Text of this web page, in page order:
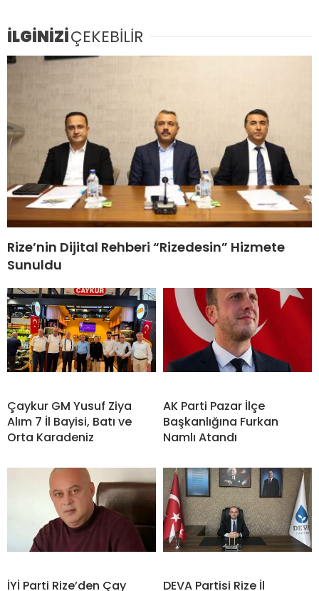
İLGİNİZİÇEKEBİLİR
Rize’nin Dijital Rehberi “Rizedesin” Hizmete
Sunuldu
Çaykur GM Yusuf Ziya
Alım 7 İl Bayisi, Batı ve
Orta Karadeniz
AK Parti Pazar İlçe
Başkanlığına Furkan
Namlı Atandı
İYİ Parti Rize’den Çay DEVA Partisi Rize İl